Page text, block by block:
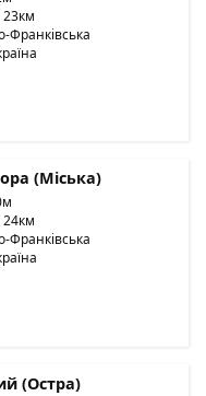
23км
Франківська
(Міська)
24км
Франківська
(Остра)